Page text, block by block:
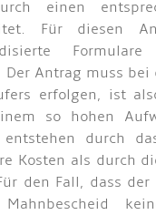
einen
Für diesen
Formulare
Der Antrag muss
erfolgen, ist
so hohen
durch
Kosten als durch
den Fall, dass der